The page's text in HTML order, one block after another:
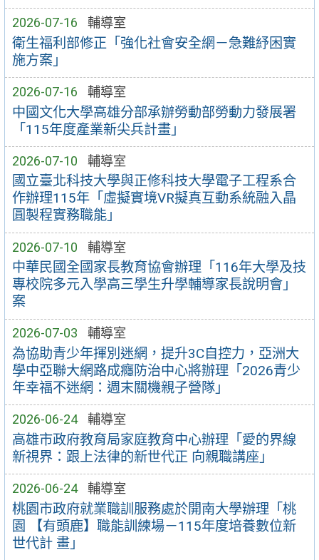
2026-07-16 輔導室
衛生福利部修正「強化社會安全網－急難紓困實
施方案」
2026-07-16 輔導室
中國文化大學高雄分部承辦勞動部勞動力發展署
「115年度產業新尖兵計畫」
2026-07-10 輔導室
國立臺北科技大學與正修科技大學電子工程系合
作辦理115年「虛擬實境VR擬真互動系統融入晶
圓製程實務職能」
2026-07-10 輔導室
中華民國全國家長教育協會辦理「116年大學及技
專校院多元入學高三學生升學輔導家長說明會」
案
2026-07-03 輔導室
為協助青少年揮別迷網，提升3C自控力，亞洲大
學中亞聯大網路成癮防治中心將辦理「2026青少
年幸福不迷網：週末關機親子營隊」
2026-06-24 輔導室
高雄市政府教育局家庭教育中心辦理「愛的界線
新視界：跟上法律的新世代正 向親職講座」
2026-06-24 輔導室
桃園市政府就業職訓服務處於開南大學辦理「桃
園 【有頭鹿】職能訓練場－115年度培養數位新
世代計 畫」